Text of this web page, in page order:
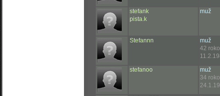
stefank
pista.k
muž
Stefannn
muž
42
stefanoo
muž
34